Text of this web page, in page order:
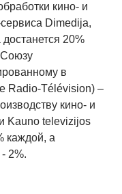
кино- и
Dimedija,
20%
Союзу
в
Radio-Télévision) –
кино- и
Kauno televizijos
каждой, а
2%.